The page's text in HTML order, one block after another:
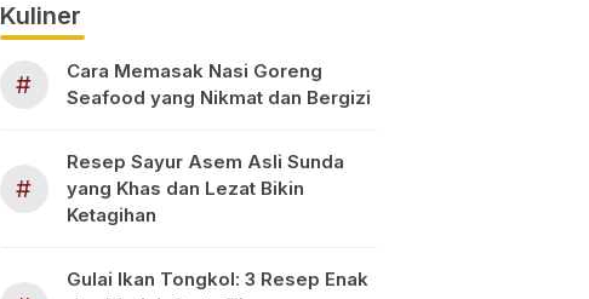
Kuliner
#
Cara Memasak Nasi Goreng
Seafood yang Nikmat dan Bergizi
#
Resep Sayur Asem Asli Sunda
yang Khas dan Lezat Bikin
Ketagihan
Gulai Ikan Tongkol: 3 Resep Enak